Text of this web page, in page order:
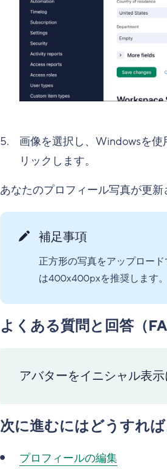
画像を選択し、Windowsを使
リックします。
あなたのプロフィール写真が更新
補足事項
正方形の写真をアップロー
は400x400pxを推奨します。
よくある質問と回答（
アバターをイニシャル表
次に進むにはどうすれ
プロフィールの編集